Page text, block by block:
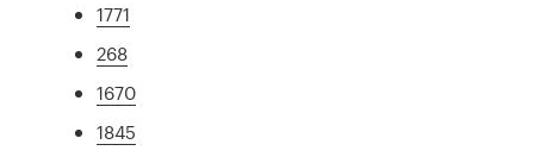
1771
268
1670
1845